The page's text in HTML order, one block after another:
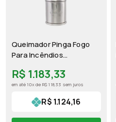
Queimador Pinga Fogo
Para Incêndios
R$ 1.183,33
R$ 1.124,16
em até 10x de R$ 118,33 sem juros